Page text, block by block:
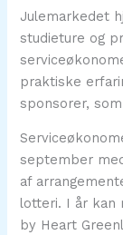
Julemarkedet
studieture og
praktiske
sponsorer,
september
af
lotteri. I år kan
by Heart